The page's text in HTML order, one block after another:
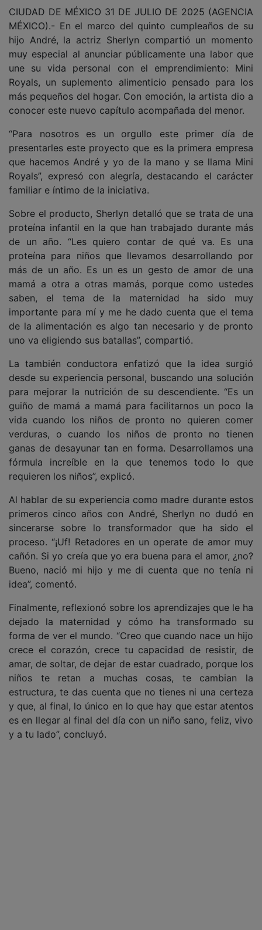
CIUDAD DE MÉXICO 31 DE JULIO DE 2025 (AGENCIA
MÉXICO).- En el marco del quinto cumpleaños de su
hijo André, la actriz Sherlyn compartió un momento
muy especial al anunciar públicamente una labor que
une su vida personal con el emprendimiento: Mini
Royals, un suplemento alimenticio pensado para los
más pequeños del hogar. Con emoción, la artista dio a
conocer este nuevo capítulo acompañada del menor.
“Para nosotros es un orgullo este primer día de
presentarles este proyecto que es la primera empresa
que hacemos André y yo de la mano y se llama Mini
Royals”, expresó con alegría, destacando el carácter
familiar e íntimo de la iniciativa.
Sobre el producto, Sherlyn detalló que se trata de una
proteína infantil en la que han trabajado durante más
de un año. “Les quiero contar de qué va. Es una
proteína para niños que llevamos desarrollando por
más de un año. Es un es un gesto de amor de una
mamá a otra a otras mamás, porque como ustedes
saben, el tema de la maternidad ha sido muy
importante para mí y me he dado cuenta que el tema
de la alimentación es algo tan necesario y de pronto
uno va eligiendo sus batallas”, compartió.
La también conductora enfatizó que la idea surgió
desde su experiencia personal, buscando una solución
para mejorar la nutrición de su descendiente. “Es un
guiño de mamá a mamá para facilitarnos un poco la
vida cuando los niños de pronto no quieren comer
verduras, o cuando los niños de pronto no tienen
ganas de desayunar tan en forma. Desarrollamos una
fórmula increíble en la que tenemos todo lo que
requieren los niños”, explicó.
Al hablar de su experiencia como madre durante estos
primeros cinco años con André, Sherlyn no dudó en
sincerarse sobre lo transformador que ha sido el
proceso. “¡Uf! Retadores en un operate de amor muy
cañón. Si yo creía que yo era buena para el amor, ¿no?
Bueno, nació mi hijo y me di cuenta que no tenía ni
idea”, comentó.
Finalmente, reflexionó sobre los aprendizajes que le ha
dejado la maternidad y cómo ha transformado su
forma de ver el mundo. “Creo que cuando nace un hijo
crece el corazón, crece tu capacidad de resistir, de
amar, de soltar, de dejar de estar cuadrado, porque los
niños te retan a muchas cosas, te cambian la
estructura, te das cuenta que no tienes ni una certeza
y que, al final, lo único en lo que hay que estar atentos
es en llegar al final del día con un niño sano, feliz, vivo
y a tu lado”, concluyó.